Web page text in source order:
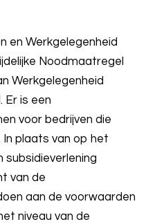
en Werkgelegenheid
Noodmaatregel
Werkgelegenheid
Er is een
voor bedrijven die
In plaats van op het
subsidieverlening
van de
aan de voorwaarden
niveau van de